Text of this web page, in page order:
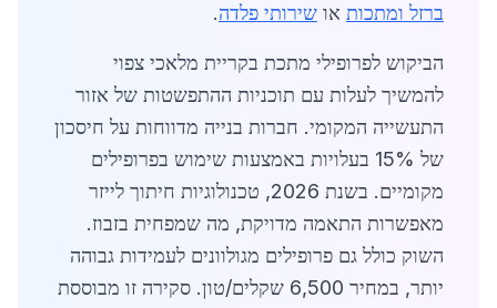
ברזל ומתכות או שירותי פלדה.
הביקוש לפרופילי מתכת בקריית מלאכי צפוי
להמשיך לעלות עם תוכניות ההתפשטות של אזור
התעשייה המקומי. חברות בנייה מדווחות על חיסכון
של 15% בעלויות באמצעות שימוש בפרופילים
מקומיים. בשנת 2026, טכנולוגיות חיתוך לייזר
מאפשרות התאמה מדויקת, מה שמפחית בזבוז.
השוק כולל גם פרופילים מגולוונים לעמידות גבוהה
יותר, במחיר 6,500 שקלים/טון. סקירה זו מבוססת